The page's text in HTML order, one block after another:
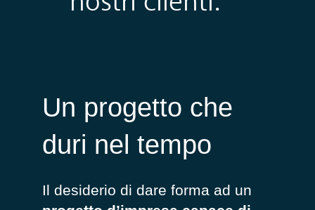
Un progetto che
duri nel tempo
Il desiderio di dare forma ad un